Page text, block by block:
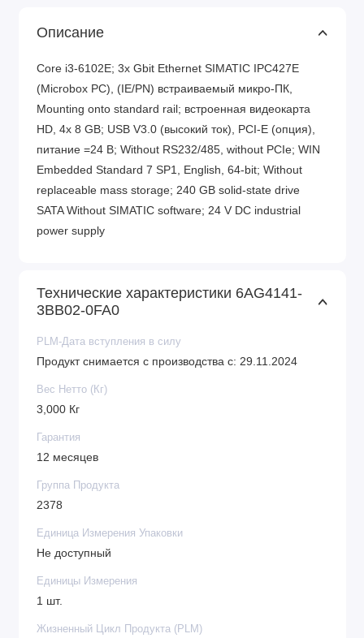
Описание
Core i3-6102E; 3x Gbit Ethernet SIMATIC IPC427E
(Microbox PC), (IE/PN) встраиваемый микро-ПК,
Mounting onto standard rail; встроенная видеокарта
HD, 4x 8 GB; USB V3.0 (высокий ток), PCI-E (опция),
питание =24 В; Without RS232/485, without PCIe; WIN
Embedded Standard 7 SP1, English, 64-bit; Without
replaceable mass storage; 240 GB solid-state drive
SATA Without SIMATIC software; 24 V DC industrial
power supply
Технические характеристики 6AG4141-
3BB02-0FA0
PLM-Дата вступления в силу
Продукт снимается с производства с: 29.11.2024
Вес Нетто (Кг)
3,000 Кг
Гарантия
12 месяцев
Группа Продукта
2378
Единица Измерения Упаковки
Не доступный
Единицы Измерения
1 шт.
Жизненный Цикл Продукта (PLM)